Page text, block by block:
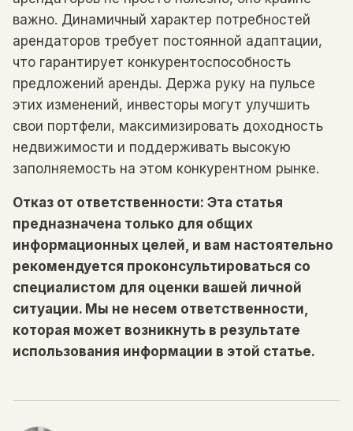
важно. Динамичный характер потребностей
арендаторов требует постоянной адаптации,
что гарантирует конкурентоспособность
предложений аренды. Держа руку на пульсе
этих изменений, инвесторы могут улучшить
свои портфели, максимизировать доходность
недвижимости и поддерживать высокую
заполняемость на этом конкурентном рынке.
Отказ от ответственности: Эта статья
предназначена только для общих
информационных целей, и вам настоятельно
рекомендуется проконсультироваться со
специалистом для оценки вашей личной
ситуации. Мы не несем ответственности,
которая может возникнуть в результате
использования информации в этой статье.